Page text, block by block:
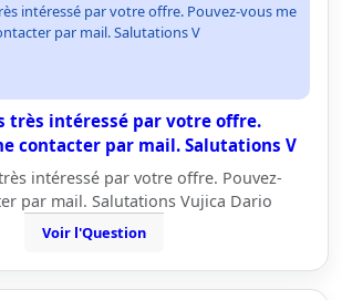
intéressé par votre offre. Pouvez-vous me
par mail. Salutations V
très intéressé par votre offre.
contacter par mail. Salutations V
intéressé par votre offre. Pouvez-
par mail. Salutations Vujica Dario
Voir l'Question